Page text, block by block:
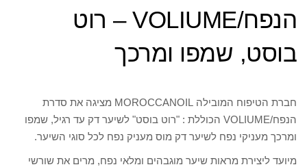
הנפח/VOLIUME – רוט
בוסט, שמפו ומרכך
חברת הטיפוח המובילה MOROCCANOIL מציגה את סדרת
הנפח/VOLIUME הכוללת : "רוט בוסט" לשיער דק עד רגיל, שמפו
ומרכך מעניקי נפח לשיער דק מוס מעניק נפח לכל סוגי השיער.
מיועד ליצירת מראות שיער מוגבהים ומלאי נפח, מרים את שורשי